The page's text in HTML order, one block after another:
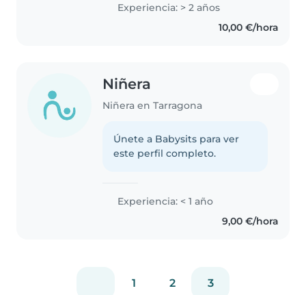
Experiencia: > 2 años
10,00 €/hora
Niñera
Niñera en Tarragona
Únete a Babysits para ver
este perfil completo.
Experiencia: < 1 año
9,00 €/hora
1 2 3